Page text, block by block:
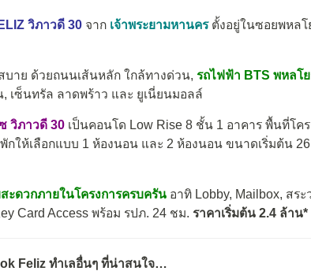
วิภาวดี 30 จาก เจ้าพระยามหานคร ตั้งอยู่ในซอยพหล
บาย ด้วยถนนเส้นหลัก ใกล้ทางด่วน, รถไฟฟ้า BTS พหลโ
, เซ็นทรัล ลาดพร้าว และ ยูเนี่ยนมอลล์
วิภาวดี 30 เป็นคอนโด Low Rise 8 ชั้น 1 อาคาร พื้นที่โค
กให้เลือกแบบ 1 ห้องนอน และ 2 ห้องนอน ขนาดเริ่มต้น
ะดวกภายในโครงการครบครัน อาทิ Lobby, Mailbox, สร
Card Access พร้อม รปภ. 24 ชม. ราคาเริ่มต้น 2.4 ล้าน*
Feliz ทำเลอื่นๆ ที่น่าสนใจ…